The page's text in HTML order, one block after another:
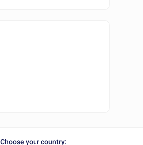
Choose your country: